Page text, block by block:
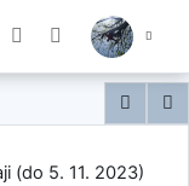
search input
(do 5. 11. 2023)